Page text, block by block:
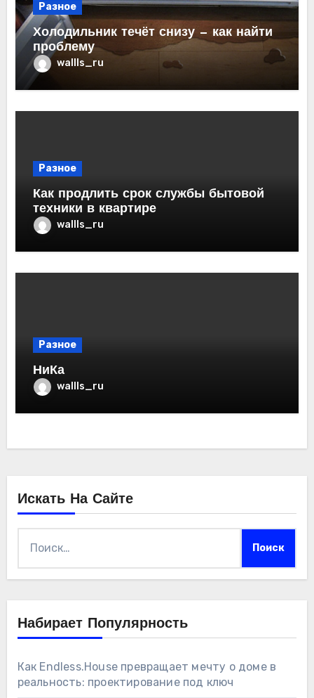
Разное
Холодильник течёт снизу — как найти
проблему
wallls_ru
Разное
Как продлить срок службы бытовой
техники в квартире
wallls_ru
Разное
НиКа
wallls_ru
Искать На Сайте
Набирает Популярность
Как Endless.House превращает мечту о доме в
реальность: проектирование под ключ